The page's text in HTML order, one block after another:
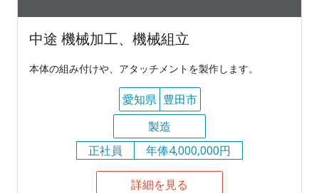
中途 機械加工、機械組立
本体の組み付けや、アタッチメントを製作します。
愛知県 豊田市
製造
正社員
年俸4,000,000円
詳細を見る